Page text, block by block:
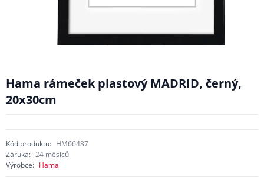
Hama rámeček plastový MADRID, černý,
20x30cm
Kód produktu: HM66487
Záruka: 24 měsíců
Výrobce: Hama